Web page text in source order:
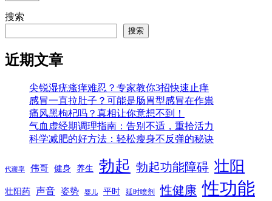
搜索
搜索
近期文章
尖锐湿疣瘙痒难忍？专家教你3招快速止痒
感冒一直拉肚子？可能是肠胃型感冒在作祟
痛风黑枸杞吗？真相让你意想不到！
气血虚经期调理指南：告别不适，重拾活力
科学减肥的好方法：轻松瘦身不反弹的秘诀
代谢率 伟哥 健身 养生 勃起 勃起功能障碍 壮阳
壮阳药 声音 姿势 婴儿 平时 延时喷剂 性健康 性功能